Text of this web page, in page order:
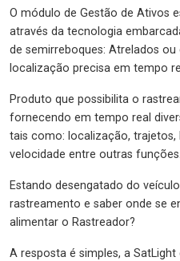
O módulo de Gestão de Ativos
através da tecnologia
de semirreboques: Atrelados
localização precisa em tempo
Produto que possibilita o
fornecendo em tempo real
tais como: localização, trajetos,
velocidade entre outras funções.
Estando desengatado do
rastreamento e saber onde se
alimentar o Rastreador?
A resposta é simples, a